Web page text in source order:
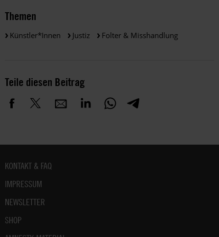
Themen
Künstler*innen Justiz Folter & Misshandlung
Teile diesen Beitrag
Fußbereich
KONTAKT & FAQ
IMPRESSUM
NEWSLETTER
SHOP